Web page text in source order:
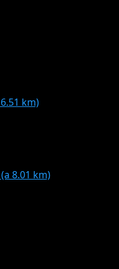
6.51 km)
(a 8.01 km)